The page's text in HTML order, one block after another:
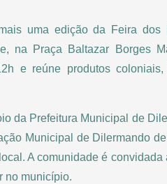
uma edição da Feira dos
na Praça Baltazar Borges
e reúne produtos coloniais,
da Prefeitura Municipal de
Municipal de Dilermando
A comunidade é convidada
no município.